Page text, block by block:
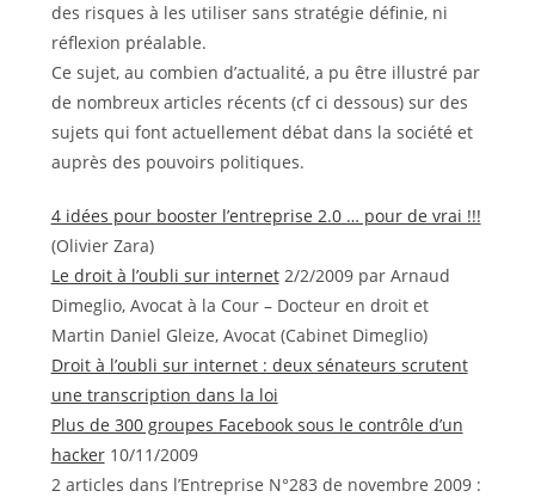
des risques à les utiliser sans stratégie définie, ni
réflexion préalable.
Ce sujet, au combien d’actualité, a pu être illustré par
de nombreux articles récents (cf ci dessous) sur des
sujets qui font actuellement débat dans la société et
auprès des pouvoirs politiques.
4 idées pour booster l’entreprise 2.0 … pour de vrai !!!
(Olivier Zara)
Le droit à l’oubli sur internet2/2/2009 par Arnaud
Dimeglio, Avocat à la Cour – Docteur en droit et
Martin Daniel Gleize, Avocat (Cabinet Dimeglio)
Droit à l’oubli sur internet : deux sénateurs scrutent
une transcription dans la loi
Plus de 300 groupes Facebook sous le contrôle d’un
hacker10/11/2009
2 articles dans l’Entreprise N°283 de novembre 2009 :